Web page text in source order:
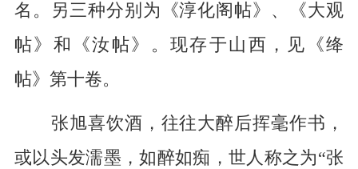
名。另三种分别为《淳化阁帖》、《大观
帖》和《汝帖》。现存于山西，见《绛
帖》第十卷。
张旭喜饮酒，往往大醉后挥毫作书，
或以头发濡墨，如醉如痴，世人称之为“张